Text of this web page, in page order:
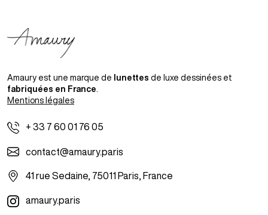
+ 33 7 60 01 76 05
contact@amaury.paris
41 rue Sedaine, 75011 Paris, France
amaury.paris
Amaury est une marque de lunettes de luxe dessinées et
fabriquées en France
Mentions légales